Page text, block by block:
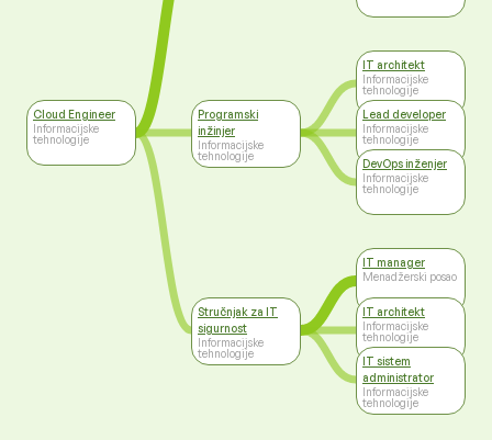
Cloud Engineer
Informacijske
tehnologije
Programski
inžinjer
Informacijske
tehnologije
Stručnjak za IT
sigurnost
Informacijske
tehnologije
IT architekt
Informacijske
tehnologije
Lead developer
Informacijske
tehnologije
DevOps inženjer
Informacijske
tehnologije
IT manager
Menadžerski posao
IT architekt
Informacijske
tehnologije
IT sistem
administrator
Informacijske
tehnologije